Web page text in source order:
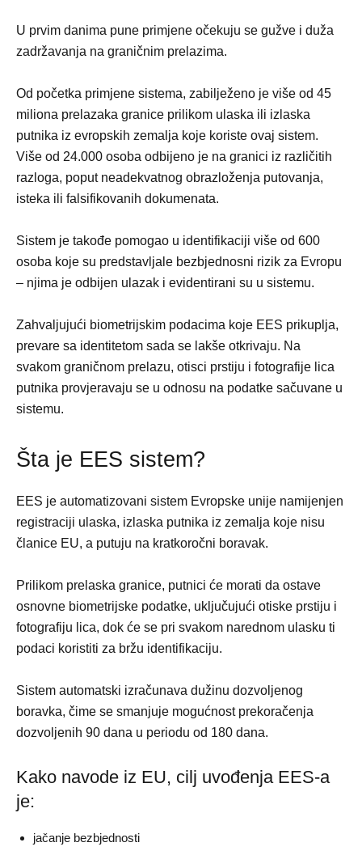
U prvim danima pune primjene očekuju se gužve i duža
zadržavanja na graničnim prelazima.
Od početka primjene sistema, zabilježeno je više od 45
miliona prelazaka granice prilikom ulaska ili izlaska
putnika iz evropskih zemalja koje koriste ovaj sistem.
Više od 24.000 osoba odbijeno je na granici iz različitih
razloga, poput neadekvatnog obrazloženja putovanja,
isteka ili falsifikovanih dokumenata.
Sistem je takođe pomogao u identifikaciji više od 600
osoba koje su predstavljale bezbjednosni rizik za Evropu
– njima je odbijen ulazak i evidentirani su u sistemu.
Zahvaljujući biometrijskim podacima koje EES prikuplja,
prevare sa identitetom sada se lakše otkrivaju. Na
svakom graničnom prelazu, otisci prstiju i fotografije lica
putnika provjeravaju se u odnosu na podatke sačuvane u
sistemu.
Šta je EES sistem?
EES je automatizovani sistem Evropske unije namijenjen
registraciji ulaska, izlaska putnika iz zemalja koje nisu
članice EU, a putuju na kratkoročni boravak.
Prilikom prelaska granice, putnici će morati da ostave
osnovne biometrijske podatke, uključujući otiske prstiju i
fotografiju lica, dok će se pri svakom narednom ulasku ti
podaci koristiti za bržu identifikaciju.
Sistem automatski izračunava dužinu dozvoljenog
boravka, čime se smanjuje mogućnost prekoračenja
dozvoljenih 90 dana u periodu od 180 dana.
Kako navode iz EU, cilj uvođenja EES-a
je:
jačanje bezbjednosti